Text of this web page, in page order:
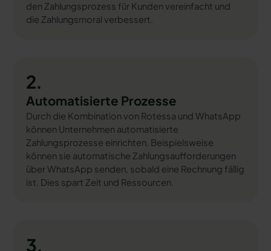
den Zahlungsprozess für Kunden vereinfacht und
die Zahlungsmoral verbessert.
2.
Automatisierte Prozesse
Durch die Kombination von Rotessa und WhatsApp
können Unternehmen automatisierte
Zahlungsprozesse einrichten. Beispielsweise
können sie automatische Zahlungsaufforderungen
über WhatsApp senden, sobald eine Rechnung fällig
ist. Dies spart Zeit und Ressourcen.
3.